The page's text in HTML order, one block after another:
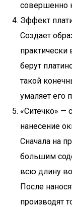
совершенно
Эффект
Создает
берут
такой
умаляет его
«Ситечко» —
нанесение
Сначала на
большим
всю длину
После
производят